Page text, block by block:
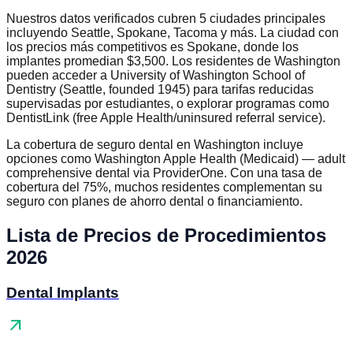
Nuestros datos verificados cubren 5 ciudades principales
incluyendo Seattle, Spokane, Tacoma y más. La ciudad con
los precios más competitivos es Spokane, donde los
implantes promedian $3,500. Los residentes de Washington
pueden acceder a University of Washington School of
Dentistry (Seattle, founded 1945) para tarifas reducidas
supervisadas por estudiantes, o explorar programas como
DentistLink (free Apple Health/uninsured referral service).
La cobertura de seguro dental en Washington incluye
opciones como Washington Apple Health (Medicaid) — adult
comprehensive dental via ProviderOne. Con una tasa de
cobertura del 75%, muchos residentes complementan su
seguro con planes de ahorro dental o financiamiento.
Lista de Precios de Procedimientos
2026
Dental Implants
arrow_outward